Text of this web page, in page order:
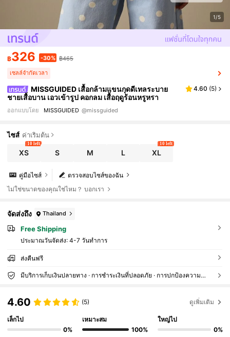
1/5
฿326 -30% ฿465
เซลล์จำกัดเวลา
MISSGUIDED เสื้อกล้ามแขนกุดดีเทลระบาย
ชายเสื้อบาน เอวเข้ารูป คอกลม เสื้อฤดูร้อนหรูหรา
4.60 (5)
ออกแบบโดย MISSGUIDED @missguided
ไซส์ ค่าเริ่มต้น
XS
10 left
S M L XL
10 left
ตรวจสอบไซส์ของฉัน
คู่มือไซส์
ไม่ใช่ขนาดของคุณใช่ไหม？ บอกเรา
จัดส่งถึง Thailand
Free Shipping
ประมาณวันจัดส่ง: 4-7 วันทำการ
ส่งคืนฟรี
มีบริการเก็บเงินปลายทาง · การชำระเงินที่ปลอดภัย · การปกป้องความเป็นส่วนตัว
4.60 (5) ดูเพิ่มเติม
เล็กไป
0%
เหมาะสม
100%
ใหญ่ไป
0%